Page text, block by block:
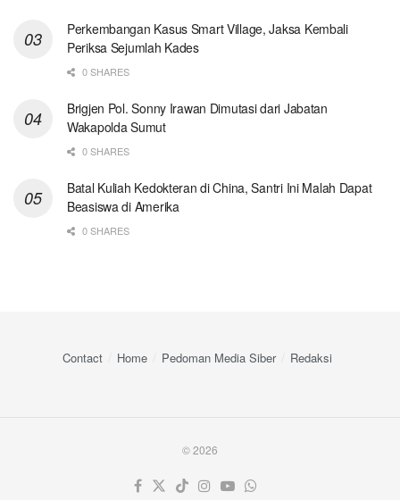
Perkembangan Kasus Smart Village, Jaksa Kembali
Periksa Sejumlah Kades
0 SHARES
Brigjen Pol. Sonny Irawan Dimutasi dari Jabatan
Wakapolda Sumut
0 SHARES
Batal Kuliah Kedokteran di China, Santri Ini Malah Dapat
Beasiswa di Amerika
0 SHARES
Contact Home Pedoman Media Siber Redaksi
© 2026